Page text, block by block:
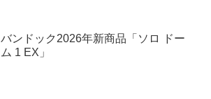
バンドック2026年新商品「ソロ ドー
ム 1 EX」